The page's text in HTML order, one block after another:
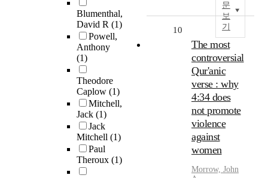
Blumenthal,
David R (1)
Powell,
Anthony
(1)
Theodore
Caplow (1)
Mitchell,
Jack (1)
Jack
Mitchell (1)
Paul
Theroux (1)
문
보
기
10
The most
controversial
Qur'anic
verse : why
4:34 does
not promote
violence
against
women
Morrow, John